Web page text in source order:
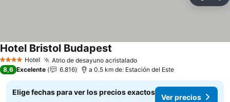
4 EstrellasHotel Atrio de desayuno acristalado
Hotel Bristol Budapest
8,6 Excelente 6.816 a 0.5 km de: Estación del Este
Elige fechas para ver los precios exactos
Ver precios